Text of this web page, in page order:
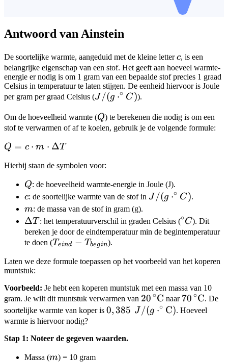
Antwoord van Ainstein
De soortelijke warmte, aangeduid met de kleine letterc
c, is een
belangrijke eigenschap van een stof. Het geeft aan hoeveel warmte-
energie er nodig is om 1 gram van een bepaalde stof precies 1 graad
Celsius in temperatuur te laten stijgen. De eenheid hiervoor is Joule
per gram per graad Celsius (J/(g
^\circ
C)
J /(g ⋅∘ C)).
Om de hoeveelheid warmte (Q
Q) te berekenen die nodig is om een
stof te verwarmen of af te koelen, gebruik je de volgende formule:
Q = c
m
\cdot
\Delta
Q = c ⋅ m ⋅ ΔT
Hierbij staan de symbolen voor:
Q
Q: de hoeveelheid warmte-energie in Joule (J).
c
c: de soortelijke warmte van de stof in J/(g
^\circ
C)
J /(g ⋅∘ C).
m
m: de massa van de stof in gram (g).
\Delta
T
ΔT : het temperatuurverschil in graden Celsius (^\circ
C
∘C). Dit
bereken je door de eindtemperatuur min de begintemperatuur
te doen (T_{eind}
T_{begin}
Teind − Tbegin).
Laten we deze formule toepassen op het voorbeeld van het koperen
muntstuk:
Voorbeeld: Je hebt een koperen muntstuk met een massa van 10
gram. Je wilt dit muntstuk verwarmen van 20 ∘C naar 70 ∘C. De
soortelijke warmte van koper is 0,385\operatorname{}J/
0,385 J /(g ⋅∘ C). Hoeveel
warmte is hiervoor nodig?
Stap 1: Noteer de gegeven waarden.
Massa (m
m) = 10 gram